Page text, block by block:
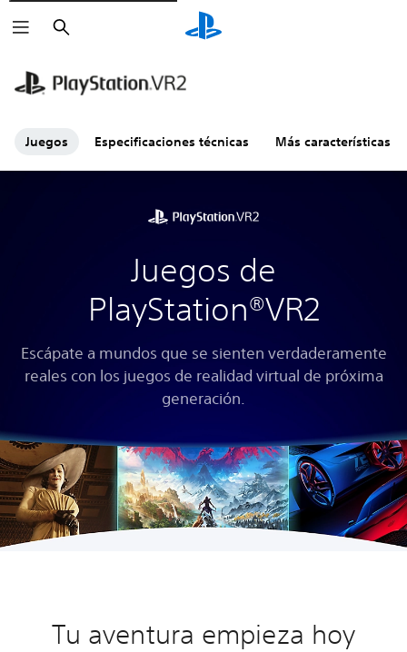
Buscar
Juegos Especificaciones técnicas Más características
Juegos de
PlayStation®VR2
Escápate a mundos que se sienten verdaderamente
reales con los juegos de realidad virtual de próxima
generación.
Tu aventura empieza hoy